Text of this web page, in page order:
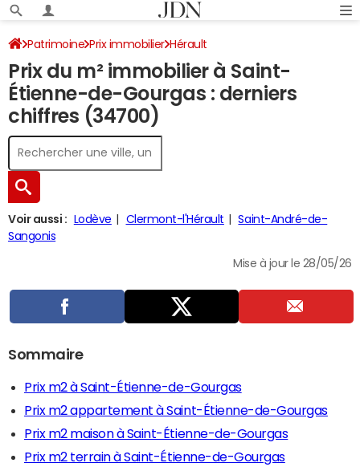
Patrimoine Prix immobilier Hérault
Saint-Étienne-de-Gourgas
Prix du m² immobilier à Saint-
Étienne-de-Gourgas : derniers
chiffres (34700)
Voir aussi : Lodève Clermont-l'Hérault
Saint-André-de-
Sangonis
Mise à jour le 28/05/26
Sommaire
Prix m2 à Saint-Étienne-de-Gourgas
Prix m2 appartement à Saint-Étienne-de-Gourgas
Prix m2 maison à Saint-Étienne-de-Gourgas
Prix m2 terrain à Saint-Étienne-de-Gourgas